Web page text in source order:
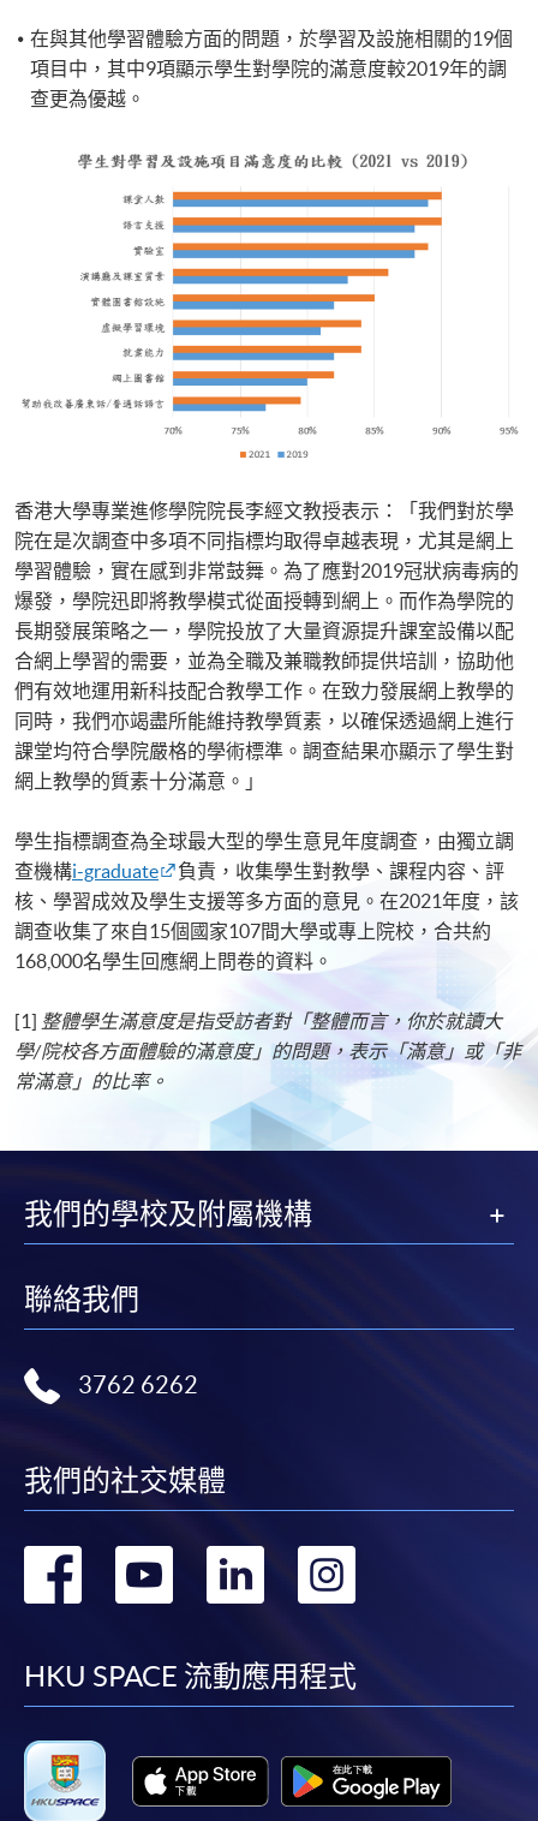
在與其他學習體驗方面的問題，於學習及設施相關的19個
項目中，其中9項顯示學生對學院的滿意度較2019年的調
查更為優越。
香港大學專業進修學院院長李經文教授表示：「我們對於學
院在是次調查中多項不同指標均取得卓越表現，尤其是網上
學習體驗，實在感到非常鼓舞。為了應對2019冠狀病毒病的
爆發，學院迅即將教學模式從面授轉到網上。而作為學院的
長期發展策略之一，學院投放了大量資源提升課室設備以配
合網上學習的需要，並為全職及兼職教師提供培訓，協助他
們有效地運用新科技配合教學工作。在致力發展網上教學的
同時，我們亦竭盡所能維持教學質素，以確保透過網上進行
課堂均符合學院嚴格的學術標準。調查結果亦顯示了學生對
網上教學的質素十分滿意。」
學生指標調查為全球最大型的學生意見年度調查，由獨立調
查機構i-graduate
負責，收集學生對教學、課程内容、評
核、學習成效及學生支援等多方面的意見。在2021年度，該
調查收集了來自15個國家107間大學或專上院校，合共約
168,000名學生回應網上問卷的資料。
[1] 整體學生滿意度是指受訪者對「整體而言，你於就讀大
學/院校各方面體驗的滿意度」的問題，表示「滿意」或「非
常滿意」的比率。
我們的學校及附屬機構
聯絡我們
3762 6262
我們的社交媒體
轉
facebook
轉
youtube
轉
linkedin
HKU SPACE 流動應用程式